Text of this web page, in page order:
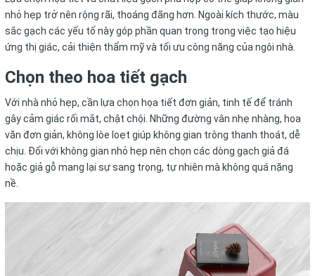
nhỏ hẹp trở nên rộng rãi, thoáng đãng hơn. Ngoài kích thước, màu
sắc gạch các yếu tố này góp phần quan trọng trong việc tạo hiệu
ứng thị giác, cải thiện thẩm mỹ và tối ưu công năng của ngôi nhà.
Chọn theo hoa tiết gạch
Với nhà nhỏ hẹp, cần lựa chọn họa tiết đơn giản, tinh tế để tránh
gây cảm giác rối mắt, chật chội. Những đường vân nhẹ nhàng, hoa
văn đơn giản, không lòe loẹt giúp không gian trông thanh thoát, dễ
chịu. Đối với không gian nhỏ hẹp nên chọn các dòng gạch giả đá
hoặc giả gỗ mang lại sự sang trọng, tự nhiên mà không quá nặng
nề.